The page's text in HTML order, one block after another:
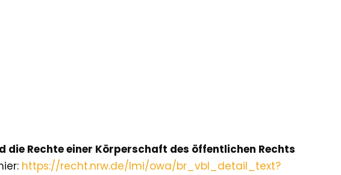
Rechte einer Körperschaft des öffentlichen Rechts
https://recht.nrw.de/lmi/owa/br_vbl_detail_text?